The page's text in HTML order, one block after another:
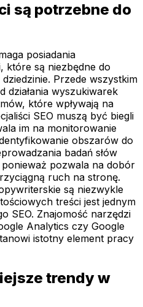
są potrzebne do
posiadania
które są niezbędne do
Przede wszystkim
działania wyszukiwarek
które wpływają na
SEO muszą być biegli
im na monitorowanie
obszarów do
badań słów
pozwala na dobór
ruch na stronę.
są niezwykle
treści jest jednym
SEO. Znajomość narzędzi
Analytics czy Google
istotny element pracy
trendy w